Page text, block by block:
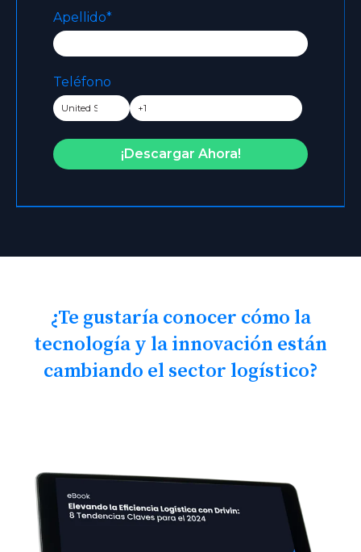
Apellido*
Teléfono
¿Te gustaría conocer cómo la
tecnología y la innovación están
cambiando el sector logístico?